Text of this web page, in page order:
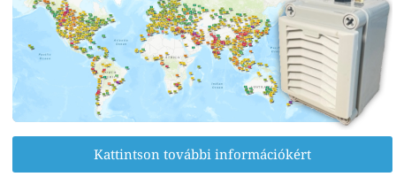
Kattintson további információkért